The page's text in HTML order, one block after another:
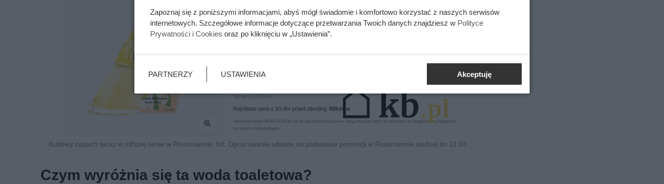
Kultowy zapach teraz w niższej cenie w Rossmannie, fot. Opracowanie własne na podstawie promocji w Rossmannie ważnej do 11.03
Czym wyróżnia się ta woda toaletowa?
Zapoznaj się z poniższymi informacjami, abyś mógł świadomie i komfortowo korzystać z naszych serwisów
internetowych. Szczegółowe informacje dotyczące przetwarzania Twoich danych znajdziesz w Polityce
Prywatności i Cookies oraz po kliknięciu w „Ustawienia”.
PARTNERZY USTAWIENIA Akceptuję